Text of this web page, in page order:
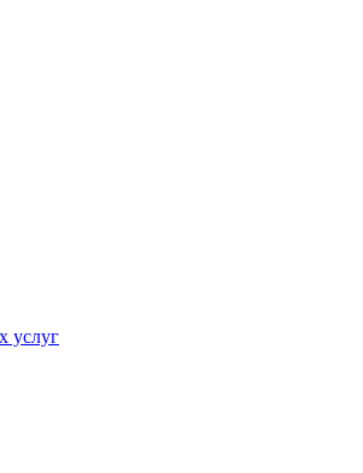
услуг